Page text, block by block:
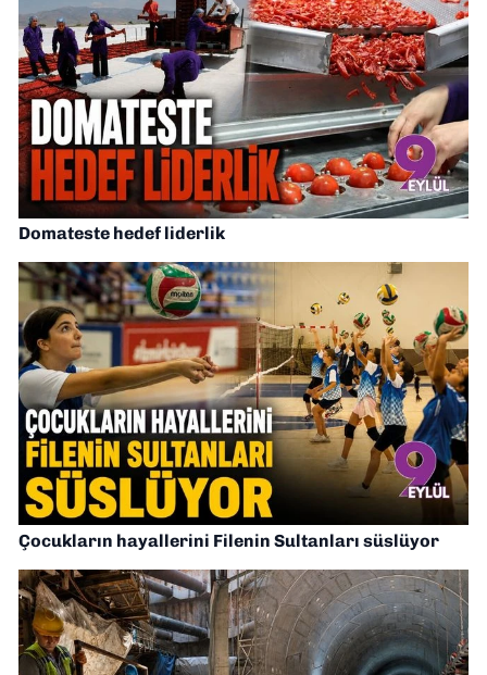
Domateste hedef liderlik
Çocukların hayallerini Filenin Sultanları süslüyor